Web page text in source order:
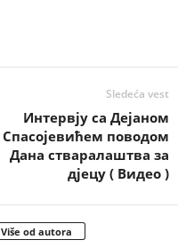
Sledeća vest
Интервју са Дејаном
Спасојевићем поводом
Дана стваралаштва за
дјецу ( Видео )
Više od autora